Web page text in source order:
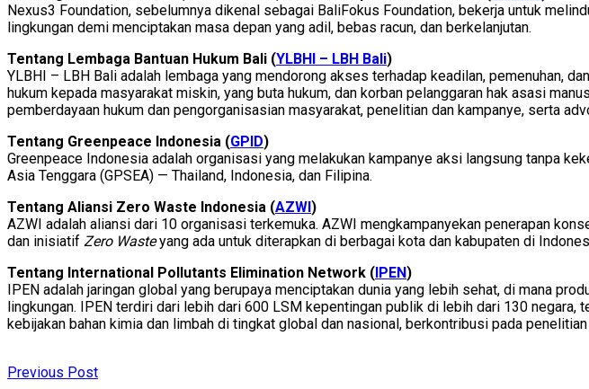
Nexus3 Foundation, sebelumnya dikenal sebagai BaliFokus Foundation, bekerja untuk
lingkungan demi menciptakan masa depan yang adil, bebas racun, dan berkelanjutan.
Tentang Lembaga Bantuan Hukum Bali (YLBHI – LBH Bali)
YLBHI – LBH Bali adalah lembaga yang mendorong akses terhadap keadilan, pemenuhan,
hukum kepada masyarakat miskin, yang buta hukum, dan korban pelanggaran hak asasi
pemberdayaan hukum dan pengorganisasian masyarakat, penelitian dan kampanye, serta
Tentang Greenpeace Indonesia (GPID)
Greenpeace Indonesia adalah organisasi yang melakukan kampanye aksi langsung tanpa
Asia Tenggara (GPSEA) — Thailand, Indonesia, dan Filipina.
Tentang Aliansi Zero Waste Indonesia (AZWI)
AZWI adalah aliansi dari 10 organisasi terkemuka. AZWI mengkampanyekan penerapan
dan inisiatif Zero Wasteyang ada untuk diterapkan di berbagai kota dan kabupaten di
Tentang International Pollutants Elimination Network (IPEN)
IPEN adalah jaringan global yang berupaya menciptakan dunia yang lebih sehat, di mana
lingkungan. IPEN terdiri dari lebih dari 600 LSM kepentingan publik di lebih dari 130 negara,
kebijakan bahan kimia dan limbah di tingkat global dan nasional, berkontribusi pada
Previous Post